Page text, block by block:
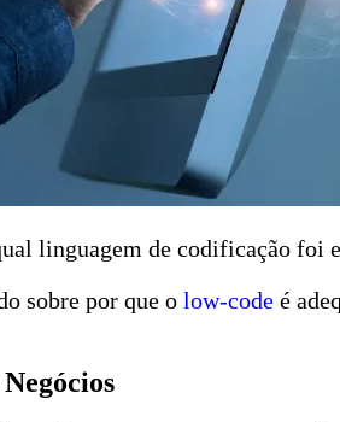
linguagem de codificação foi
sobre por que o low-code é